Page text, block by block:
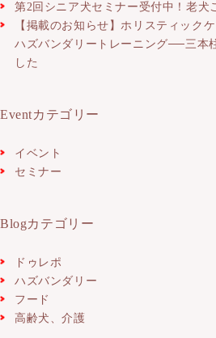
第2回シニア犬セミナー受付中！老犬
【掲載のお知らせ】ホリスティック
ハズバンダリートレーニング──三本
した
Eventカテゴリー
イベント
セミナー
Blogカテゴリー
ドゥレポ
ハズバンダリー
フード
高齢犬、介護